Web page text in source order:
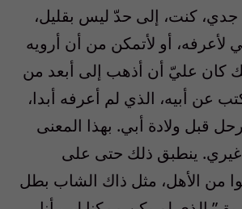
كنت، إلى حدّ ليس بقليل،
لأعرفه، أو لأتمكن من أن أرويه
كان عليّ أن أذهب إلى أبعد من
عن أبيه، الذي لم أعرفه أبدا،
قبل ولادة أبي. بهذا المعنى
ينطبق ذلك حتى على
من الأهل، مثل ذاك الشاب بطل